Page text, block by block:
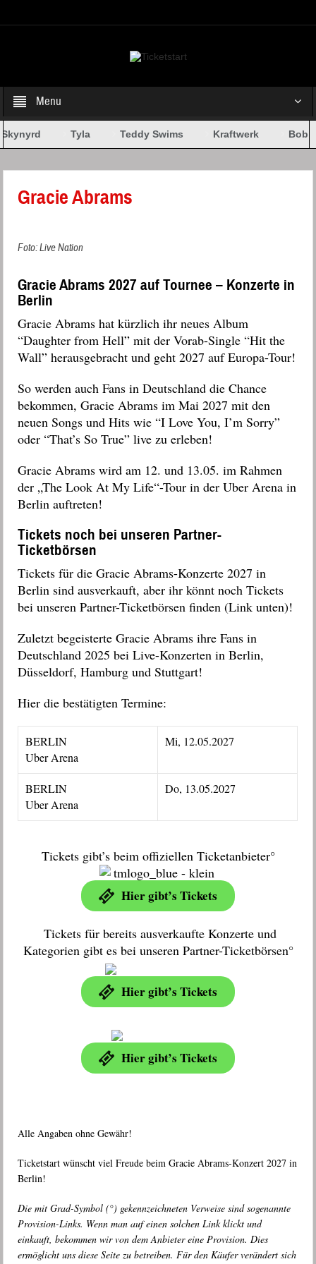
Menu
Tyla Teddy Swims Kraftwerk Bob
Gracie Abrams
Foto: Live Nation
Gracie Abrams 2027 auf Tournee – Konzerte in
Berlin
Gracie Abrams hat kürzlich ihr neues Album
“Daughter from Hell” mit der Vorab-Single “Hit the
Wall” herausgebracht und geht 2027 auf Europa-Tour!
So werden auch Fans in Deutschland die Chance
bekommen, Gracie Abrams im Mai 2027 mit den
neuen Songs und Hits wie “I Love You, I’m Sorry”
oder “That’s So True” live zu erleben!
Gracie Abrams wird am 12. und 13.05. im Rahmen
der „The Look At My Life“-Tour in der Uber Arena in
Berlin auftreten!
Tickets noch bei unseren Partner-
Ticketbörsen
Tickets für die Gracie Abrams-Konzerte 2027 in
Berlin sind ausverkauft, aber ihr könnt noch Tickets
bei unseren Partner-Ticketbörsen finden (Link unten)!
Zuletzt begeisterte Gracie Abrams ihre Fans in
Deutschland 2025 bei Live-Konzerten in Berlin,
Düsseldorf, Hamburg und Stuttgart!
Hier die bestätigten Termine:
BERLIN
Uber Arena
Mi, 12.05.2027
BERLIN
Uber Arena
Do, 13.05.2027
Tickets gibt’s beim offiziellen Ticketanbieter°
Hier gibt’s Tickets
Tickets für bereits ausverkaufte Konzerte und
Kategorien gibt es bei unseren Partner-Ticketbörsen°
Hier gibt’s Tickets
Hier gibt’s Tickets
Alle Angaben ohne Gewähr!
Ticketstart wünscht viel Freude beim Gracie Abrams-Konzert 2027 in
Berlin!
Die mit Grad-Symbol (°) gekennzeichneten Verweise sind sogenannte
Provision-Links. Wenn man auf einen solchen Link klickt und
einkauft, bekommen wir von dem Anbieter eine Provision. Dies
ermöglicht uns diese Seite zu betreiben. Für den Käufer verändert sich